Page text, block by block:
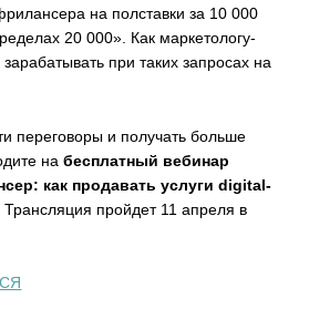
на полставки за 10 000
20 000». Как маркетологу-
при таких запросах на
переговоры и получать больше
набесплатный вебинар
как продавать услуги digital-
. Трансляция пройдет 11 апреля в